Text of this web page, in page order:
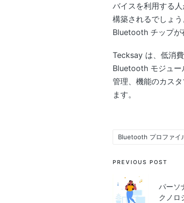
バイスを利用する
構築されるでしょ
Bluetooth チップが
Tecksay は、低消
Bluetooth モジュー
管理、機能のカス
ます。
Tags:
Bluetooth プロファイ
Post
navigation
PREVIOUS POST
パーソ
クノロ